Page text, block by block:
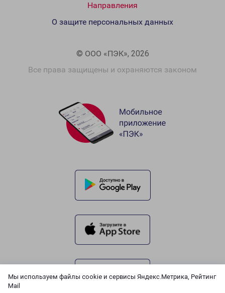
Мы используем файлы cookie и сервисы Яндекс.Метрика, Рейтинг
Mail
Направления
© ООО «ПЭК», 2026
Все права защищены и охраняются законом
О защите персональных данных